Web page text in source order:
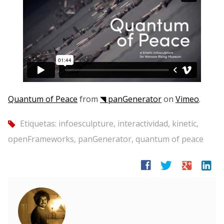
Quantum of Peace from ◥ panGeneratoron Vimeo.
tag Etiquetas: infoesculpture, interactividad, kinetic,
openFrameworks, panGenerator, quantum of peace
facebook twitter google linkedin